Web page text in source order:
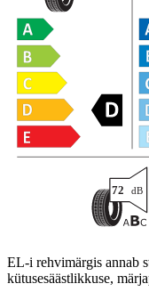
EL-i rehvimärgis annab
kütusesäästlikkuse,